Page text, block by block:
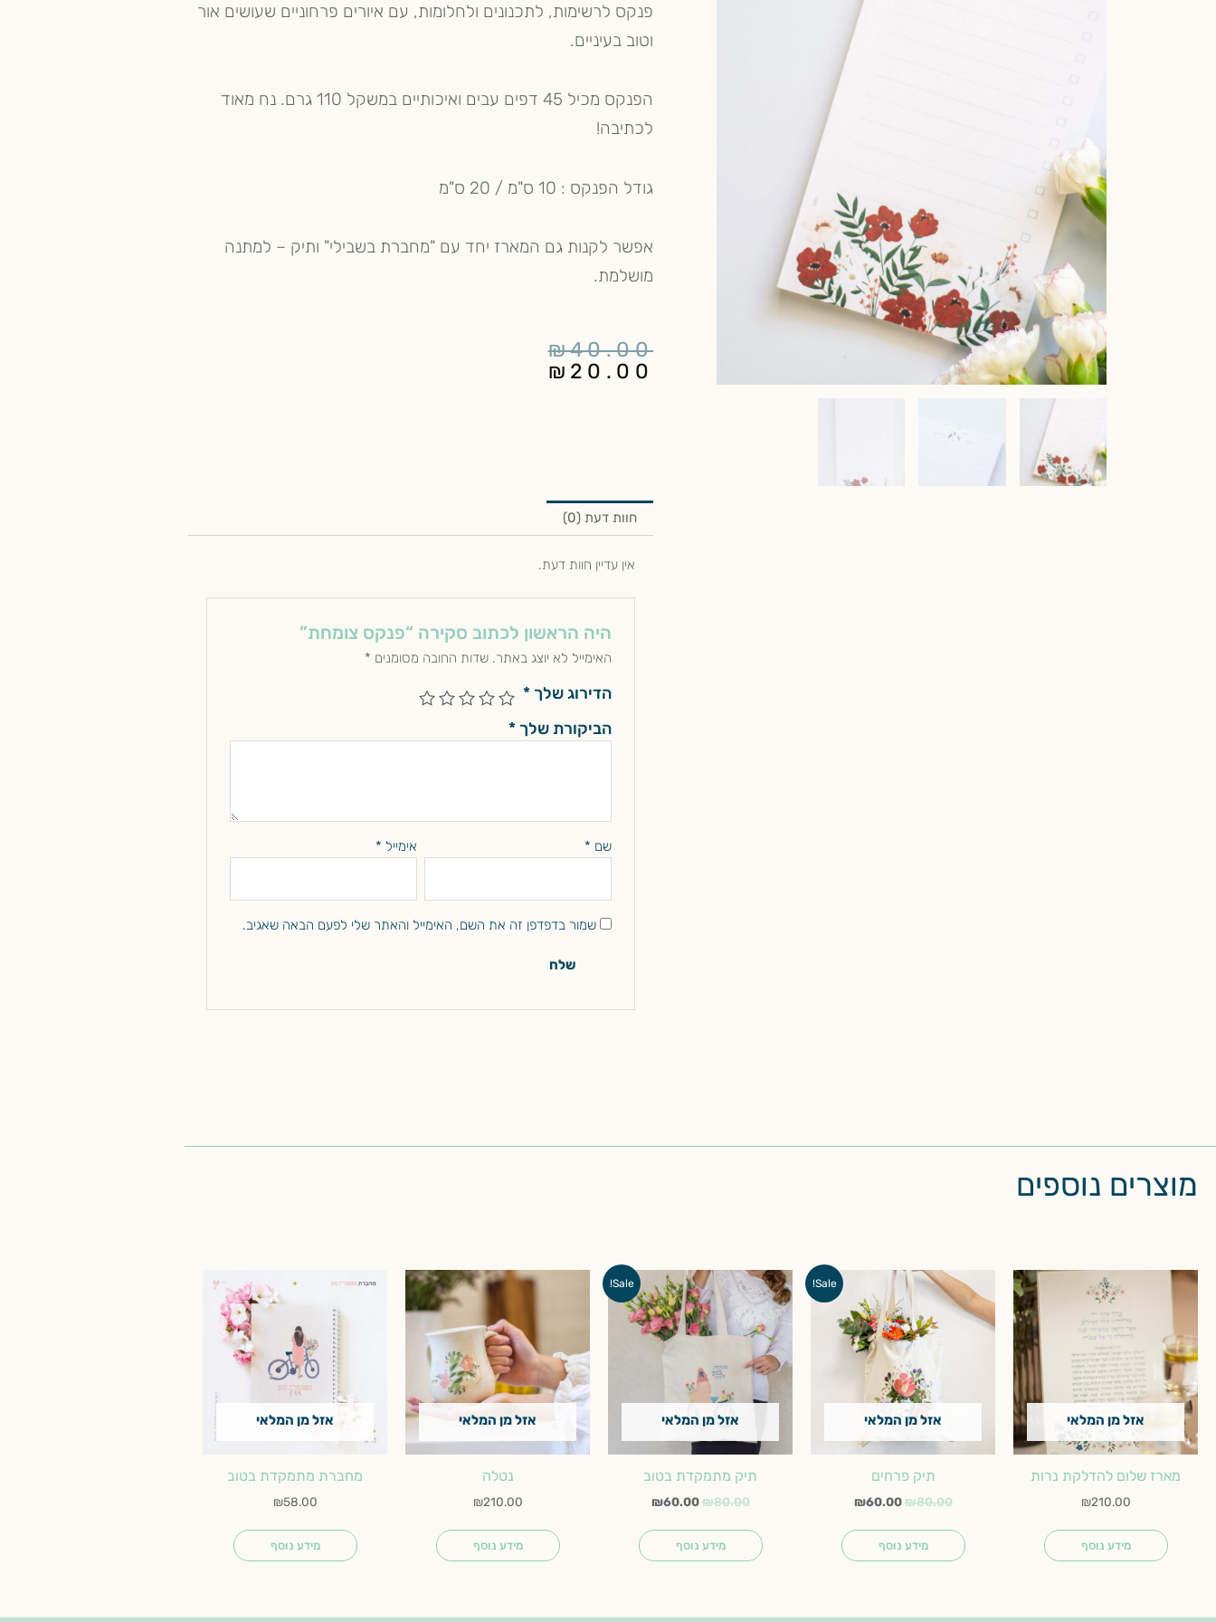
פנקס לרשימות, לתכנונים ולחלומות, עם איורים פרחוניים שעושים אור
וטוב בעיניים.
הפנקס מכיל 45 דפים עבים ואיכותיים במשקל 110 גרם. נח מאוד
לכתיבה!
גודל הפנקס : 10 ס"מ / 20 ס"מ
אפשר לקנות גם המארז יחד עם "מחברת בשבילי" ותיק – למתנה
מושלמת.
₪40.00
המחיר
המקורי₪ 20.00
המחיר
הנוכחי
חוות דעת (0)
אין עדיין חוות דעת.
היה הראשון לכתוב סקירה “פנקס צומחת”
האימייל לא יוצג באתר. שדות החובה מסומנים *
הדירוג שלך *
הביקורת שלך *
שם * אימייל *
שמור בדפדפן זה את השם, האימייל והאתר שלי לפעם הבאה שאגיב.
מוצרים נוספים
אזל מן המלאי
מארז שלום להדלקת נרות
₪210.00
מידע נוסף
Sale!
אזל מן המלאי
תיק פרחים
₪80.00
המחיר
המקורי
היה:
₪80.00.
₪60.00
המחיר
הנוכחי
הוא:
₪60.00.
מידע נוסף
Sale!
אזל מן המלאי
תיק מתמקדת בטוב
₪80.00
המחיר
המקורי
היה:
₪80.00.
₪60.00
המחיר
הנוכחי
הוא:
₪60.00.
מידע נוסף
אזל מן המלאי
נטלה
₪210.00
מידע נוסף
אזל מן המלאי
מחברת מתמקדת בטוב
₪58.00
מידע נוסף